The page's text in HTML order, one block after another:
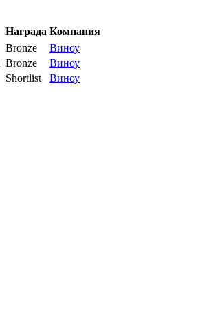
Награда Компания
Bronze
Виноу
Bronze
Виноу
Shortlist Виноу